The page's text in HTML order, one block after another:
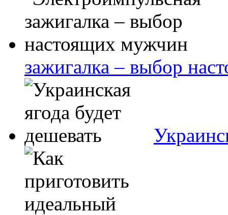
зажигалка – выбор